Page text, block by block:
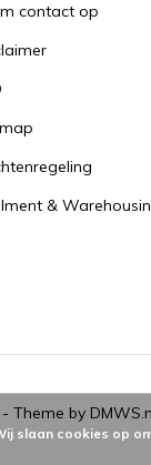
contact op
&
- Theme by
slaan cookies op